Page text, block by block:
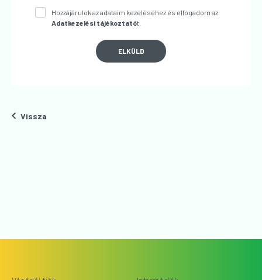
Hozzájárulok az adataim kezeléséhez és elfogadom az
Adatkezelési tájékoztatót.
ELKÜLD
Vissza